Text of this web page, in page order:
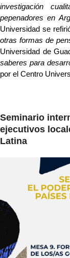
investigación
pepenadores en
Universidad se
otras formas de
Universidad de
saberes para
por el Centro
Seminario
ejecutivos
Latina